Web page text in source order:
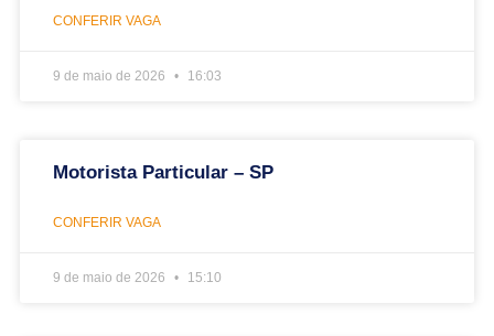
CONFERIR VAGA
9 de maio de 2026 16:03
Motorista Particular – SP
CONFERIR VAGA
9 de maio de 2026 15:10